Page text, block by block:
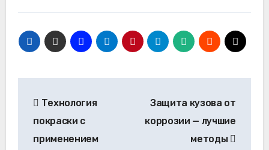
по
записям
Технология
покраски с
применением
Защита кузова от
коррозии — лучшие
методы